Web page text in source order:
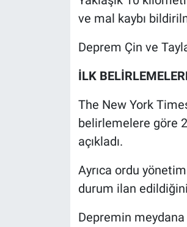
ve mal kaybı
Deprem Çin ve
İLK
The New York
belirlemelere göre
açıkladı.
Ayrıca ordu
durum ilan
Depremin
Koronavirüs
Ne demişti